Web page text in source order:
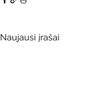
Naujausi įrašai